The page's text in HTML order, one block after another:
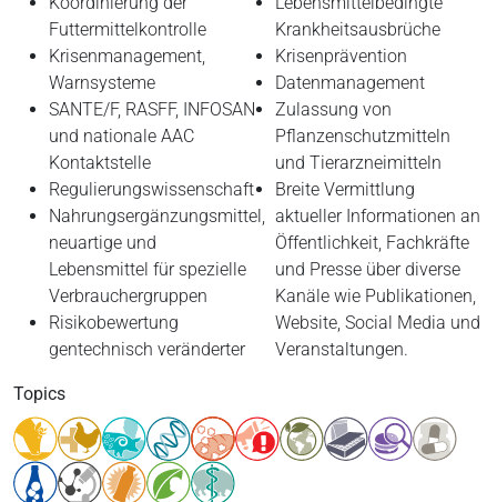
Futtermittelkontrolle
Krisenmanagement,
Warnsysteme
SANTE/F, RASFF, INFOSAN
und nationale AAC
Kontaktstelle
Regulierungswissenschaft
Nahrungsergänzungsmittel,
neuartige und
Lebensmittel für spezielle
Verbrauchergruppen
Risikobewertung
gentechnisch veränderter
Krankheitsausbrüche
Krisenprävention
Datenmanagement
Zulassung von
Pflanzenschutzmitteln
und Tierarzneimitteln
Breite Vermittlung
aktueller Informationen an
Öffentlichkeit, Fachkräfte
und Presse über diverse
Kanäle wie Publikationen,
Website, Social Media und
Veranstaltungen.
Topics